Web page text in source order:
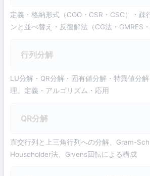
定義・格納形式（COO・CSR・CSC）・疎
ンと並べ替え・反復解法（CG法・GMRES
行列分解
LU分解・QR分解・固有値分解・特異値分
理。定義・アルゴリズム・応用
QR分解
直交行列と上三角行列への分解、Gram-
Householder法、Givens回転による構成